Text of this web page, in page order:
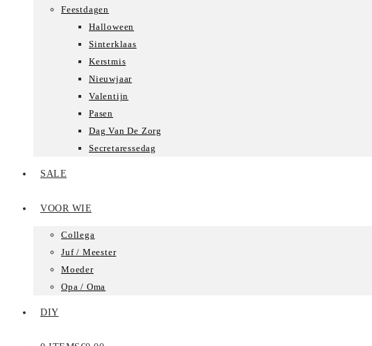
Feestdagen
Halloween
Sinterklaas
Kerstmis
Nieuwjaar
Valentijn
Pasen
Dag Van De Zorg
Secretaressedag
SALE
VOOR WIE
Collega
Juf / Meester
Moeder
Opa / Oma
DIY